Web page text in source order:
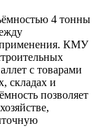
4 тонны
применения. КМУ
с товарами
складах и
позволяет